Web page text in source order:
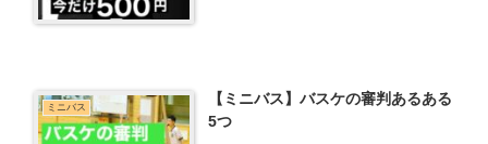
ミニバス
【ミニバス】バスケの審判あるある
5つ